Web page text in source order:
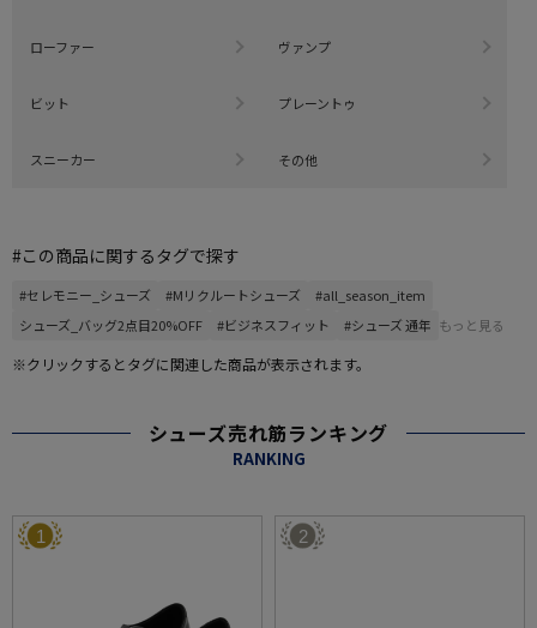
ローファー ヴァンプ
ビット プレーントゥ
スニーカー その他
#この商品に関するタグで探す
#セレモニー_シューズ #Mリクルートシューズ
#all_season_item
シューズ_バッグ2点目20%OFF
#ビジネスフィット #シューズ 通年 もっと見る
※クリックするとタグに関連した商品が表示されます。
シューズ売れ筋ランキング
RANKING
1 2